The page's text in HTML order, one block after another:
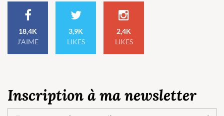
18,4K
J'AIME
3,9K
LIKES
2,4K
LIKES
Inscription à ma newsletter